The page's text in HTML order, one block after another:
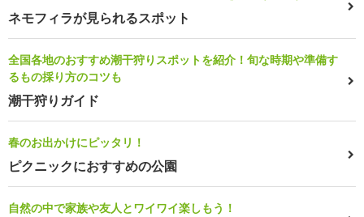
ネモフィラが見られるスポット
全国各地のおすすめ潮干狩りスポットを紹介！旬な時期や準備す
るもの採り方のコツも
潮干狩りガイド
春のお出かけにピッタリ！
ピクニックにおすすめの公園
自然の中で家族や友人とワイワイ楽しもう！